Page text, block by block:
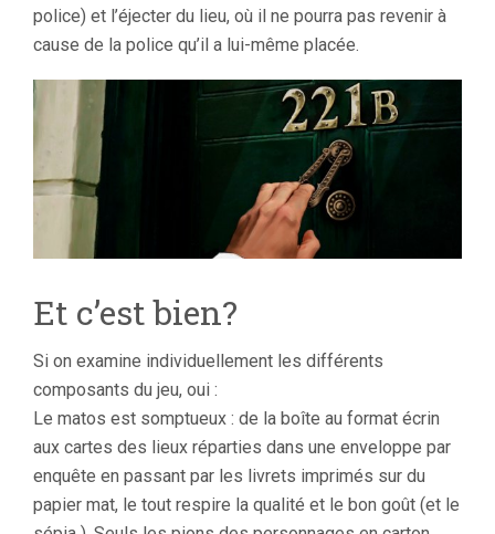
police) et l’éjecter du lieu, où il ne pourra pas revenir à
cause de la police qu’il a lui-même placée.
Et c’est bien?
Si on examine individuellement les différents
composants du jeu, oui :
Le matos est somptueux : de la boîte au format écrin
aux cartes des lieux réparties dans une enveloppe par
enquête en passant par les livrets imprimés sur du
papier mat, le tout respire la qualité et le bon goût (et le